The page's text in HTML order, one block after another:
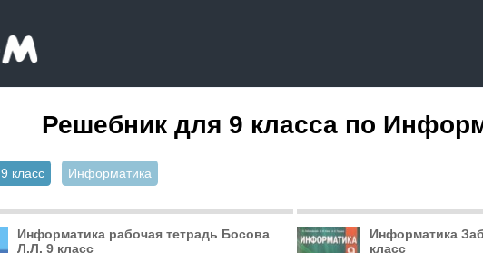
Решебник для 9 класса по
9 класс Информатика
Информатика рабочая тетрадь Босова
Л.Л. 9 класс
Информатика
класс